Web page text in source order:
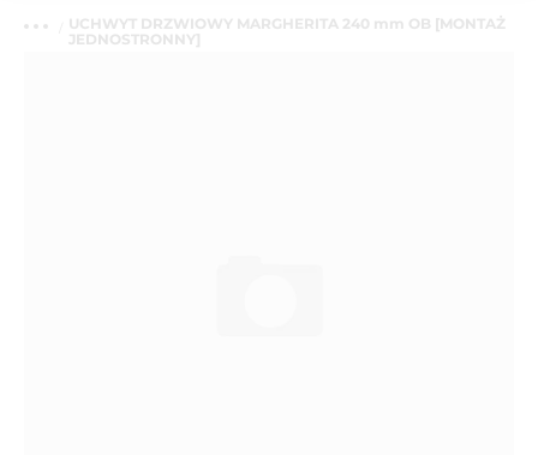
UCHWYT DRZWIOWY MARGHERITA 240 mm OB [MONTAŻ
JEDNOSTRONNY]